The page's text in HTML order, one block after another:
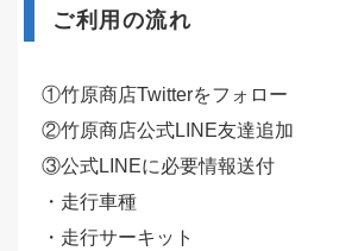
ご利用の流れ
①竹原商店Twitterをフォロー
②竹原商店公式LINE友達追加
③公式LINEに必要情報送付
・走行車種
・走行サーキット